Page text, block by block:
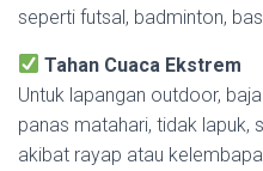
seperti futsal, badminton,
Tahan Cuaca Ekstrem
Untuk lapangan outdoor,
panas matahari, tidak lapuk,
akibat rayap atau